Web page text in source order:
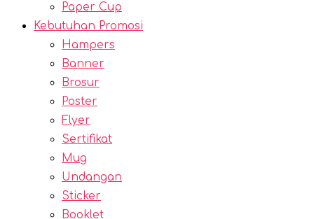
Paper Cup
Kebutuhan Promosi
Hampers
Banner
Brosur
Poster
Flyer
Sertifikat
Mug
Undangan
Sticker
Booklet